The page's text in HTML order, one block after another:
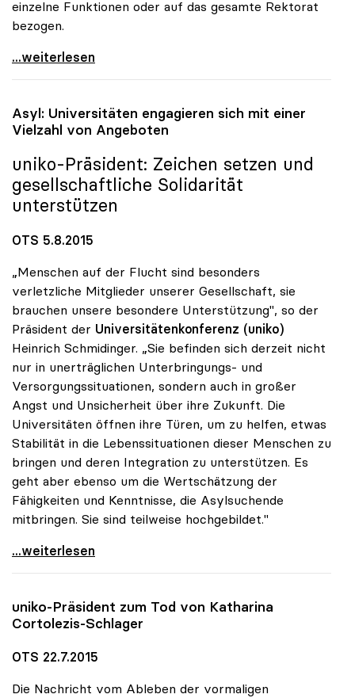
einzelne Funktionen oder auf das gesamte Rektorat
bezogen.
„Rektoratsgehälter halten sich im Rahmen der
...weiterlesen
Asyl: Universitäten engagieren sich mit einer
Vielzahl von Angeboten
uniko-Präsident: Zeichen setzen und
gesellschaftliche Solidarität
unterstützen
OTS 5.8.2015
„Menschen auf der Flucht sind besonders
verletzliche Mitglieder unserer Gesellschaft, sie
brauchen unsere besondere Unterstützung", so der
Präsident der Universitätenkonferenz (uniko)
Heinrich Schmidinger. „Sie befinden sich derzeit nicht
nur in unerträglichen Unterbringungs- und
Versorgungssituationen, sondern auch in großer
Angst und Unsicherheit über ihre Zukunft. Die
Universitäten öffnen ihre Türen, um zu helfen, etwas
Stabilität in die Lebenssituationen dieser Menschen zu
bringen und deren Integration zu unterstützen. Es
geht aber ebenso um die Wertschätzung der
Fähigkeiten und Kenntnisse, die Asylsuchende
mitbringen. Sie sind teilweise hochgebildet."
Asyl: Universitäten engagieren sich mit einer
...weiterlesen
uniko-Präsident zum Tod von Katharina
Cortolezis-Schlager
OTS 22.7.2015
Die Nachricht vom Ableben der vormaligen